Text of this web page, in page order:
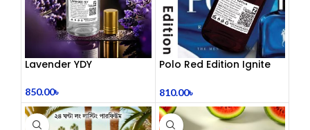
Lavender YDY
850.00৳
Polo Red Edition Ignite
810.00৳